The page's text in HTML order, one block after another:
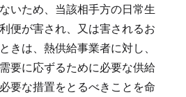
いため、当該相手方の日常生
便が害され、又は害されるお
きは、熱供給事業者に対し、
要に応ずるために必要な供給
要な措置をとるべきことを命